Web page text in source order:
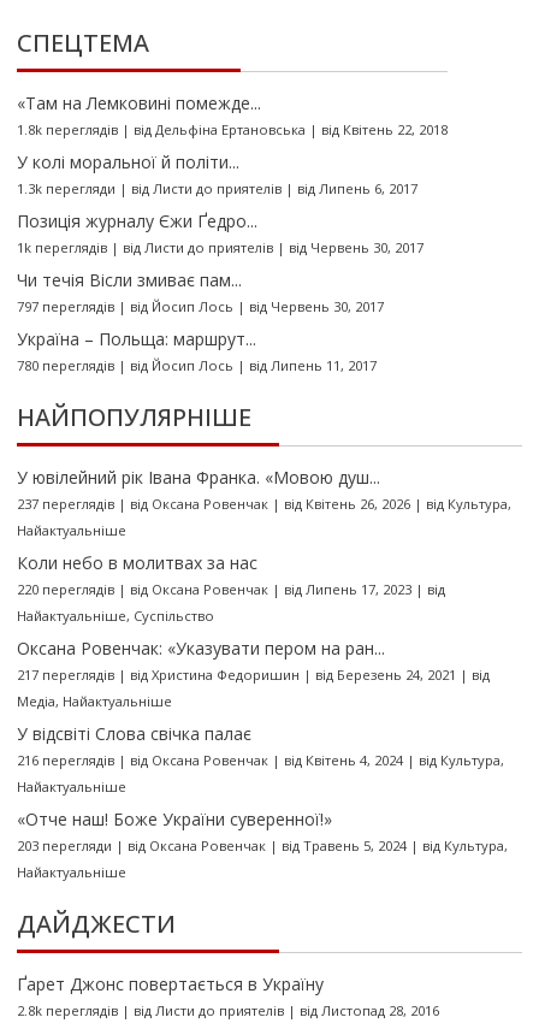
СПЕЦТЕМА
«Там на Лемковині помежде...
1.8k переглядів| від Дельфіна Ертановська | від Квітень 22, 2018
У колі моральної й політи...
1.3k перегляди | від Листи до приятелів| від Липень 6, 2017
Позиція журналу Єжи Ґедро...
1k переглядів| від Листи до приятелів| від Червень 30, 2017
Чи течія Вісли змиває пам...
797 переглядів| від Йосип Лось | від Червень 30, 2017
Україна – Польща: маршрут...
780 переглядів| від Йосип Лось | від Липень 11, 2017
НАЙПОПУЛЯРНІШЕ
У ювілейний рік Івана Франка. «Мовою душ...
237 переглядів| від Оксана Ровенчак| від Квітень 26, 2026| від Культура,
Найактуальніше
Коли небо в молитвах за нас
220 переглядів| від Оксана Ровенчак| від Липень 17, 2023| від
Найактуальніше, Суспільство
Оксана Ровенчак: «Указувати пером на ран...
217 переглядів| від Христина Федоришин | від Березень 24, 2021 | від
Медіа, Найактуальніше
У відсвіті Слова свічка палає
216 переглядів| від Оксана Ровенчак| від Квітень 4, 2024| від Культура,
Найактуальніше
«Отче наш! Боже України суверенної!»
203 перегляди | від Оксана Ровенчак| від Травень 5, 2024| від Культура,
Найактуальніше
ДАЙДЖЕСТИ
Ґарет Джонс повертається в Україну
2.8k переглядів| від Листи до приятелів| від Листопад 28, 2016